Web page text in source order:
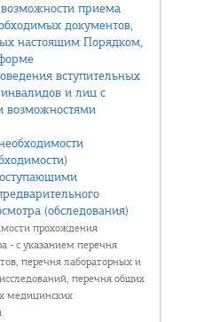
приема
документов,
настоящим Порядком,
вступительных
и лиц с
возможностями
(обследования)
прохождения
- с указанием перечня
перечня лабораторных и
перечня общих
медицинских